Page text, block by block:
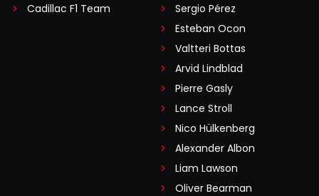
Cadillac F1 Team
Sergio Pérez
Esteban Ocon
Valtteri Bottas
Arvid Lindblad
Pierre Gasly
Lance Stroll
Nico Hülkenberg
Alexander Albon
Liam Lawson
Oliver Bearman